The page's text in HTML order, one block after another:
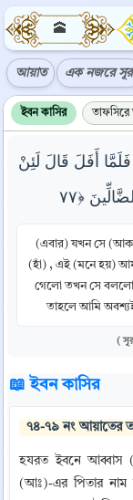
🕋
আয়াত এক নজরে
ইবন কাসির তাফসিরে
أَفَلَ قَالَ لَئِنْ
(এবার) যখন সে
(হাঁ) , এই (মনে হয়)
গেলো তখন সে বললো,
তাহলে আমি
(
📖 ইবন কাসির
৭৪-৭৯ নং আয়াতের
হযরত ইবনে আব্বাস
(আঃ)-এর পিতার নাম